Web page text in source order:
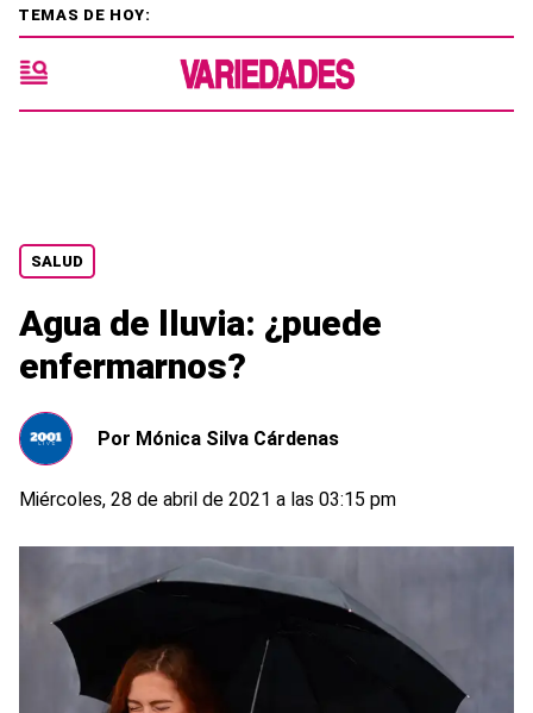
SALUD
Agua de lluvia: ¿puede
enfermarnos?
Por Mónica Silva Cárdenas
Miércoles, 28 de abril de 2021 a las 03:15 pm
TEMAS DE HOY: